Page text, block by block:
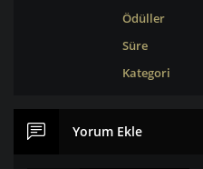
Ödüller
Süre
Kategori
Yorum Ekle